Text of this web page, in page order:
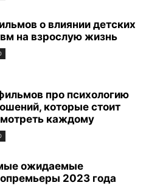
о влиянии детских
на взрослую жизнь
про психологию
которые стоит
каждому
ожидаемые
2023 года